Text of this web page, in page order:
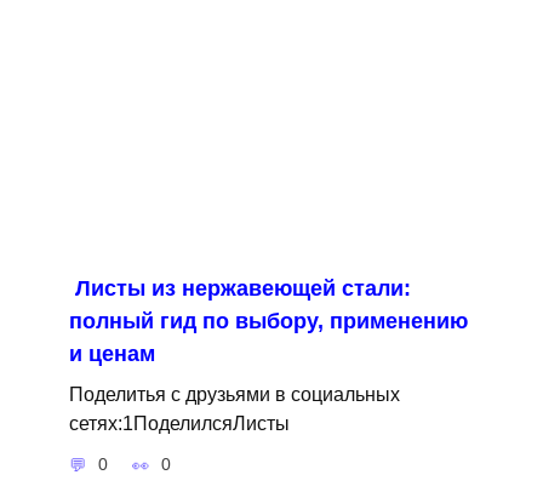
Листы из нержавеющей стали:
полный гид по выбору, применению
и ценам
Поделитья с друзьями в социальных
сетях:1ПоделилсяЛисты
0 0